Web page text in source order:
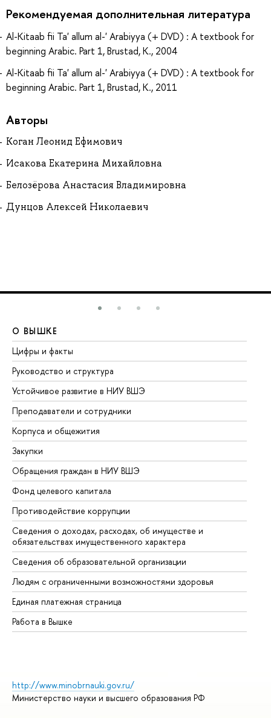
Рекомендуемая дополнительная литература
Al-Kitaab fii Ta' allum al-' Arabiyya (+ DVD) : A textbook for
beginning Arabic. Part 1, Brustad, K., 2004
Al-Kitaab fii Ta' allum al-' Arabiyya (+ DVD) : A textbook for
beginning Arabic. Part 1, Brustad, K., 2011
Авторы
Коган Леонид Ефимович
Исакова Екатерина Михайловна
Белозёрова Анастасия Владимировна
Дунцов Алексей Николаевич
О ВЫШКЕ
Цифры и факты
Руководство и структура
Устойчивое развитие в НИУ ВШЭ
Преподаватели и сотрудники
Корпуса и общежития
Закупки
Обращения граждан в НИУ ВШЭ
Фонд целевого капитала
Противодействие коррупции
Сведения о доходах, расходах, об имуществе и
обязательствах имущественного характера
Сведения об образовательной организации
Людям с ограниченными возможностями здоровья
Единая платежная страница
Работа в Вышке
http://www.minobrnauki.gov.ru/
Министерство науки и высшего образования РФ